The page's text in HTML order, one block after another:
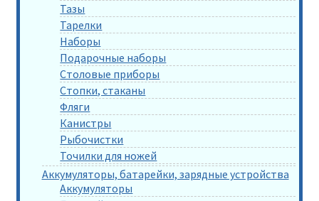
Тазы
Тарелки
Наборы
Подарочные наборы
Столовые приборы
Стопки, стаканы
Фляги
Канистры
Рыбочистки
Точилки для ножей
Аккумуляторы, батарейки, зарядные устройства
Аккумуляторы